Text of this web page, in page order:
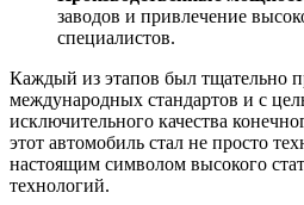
заводов и привлечение
специалистов.
Каждый из этапов был тщательно
международных стандартов и с
исключительного качества
этот автомобиль стал не просто
настоящим символом высокого
технологий.